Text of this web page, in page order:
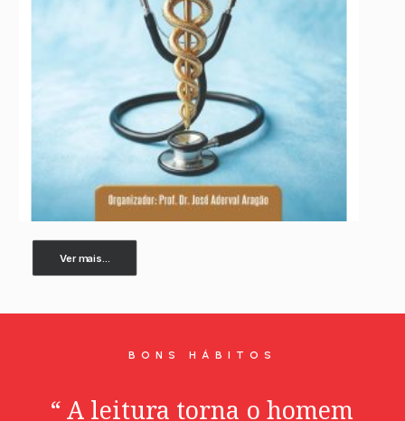
Ver mais...
BONS HÁBITOS
“ A leitura torna o homem